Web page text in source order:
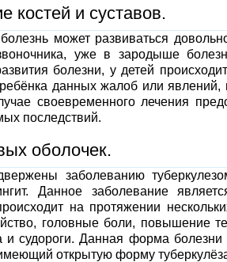
костей и суставов.
может развиваться
уже в зародыше
болезни, у детей
данных жалоб или явлений,
своевременного лечения
последствий.
оболочек.
заболеванию
Данное заболевание
на протяжении
головные боли, повышение
и судороги. Данная форма
открытую форму